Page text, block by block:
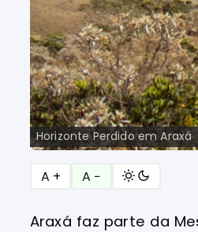
Horizonte Perdido em Araxá
A + A −
Araxá faz parte da